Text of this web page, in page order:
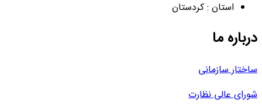
استان : کردستان
درباره ما
ساختار سازمانی
شورای عالی نظارت